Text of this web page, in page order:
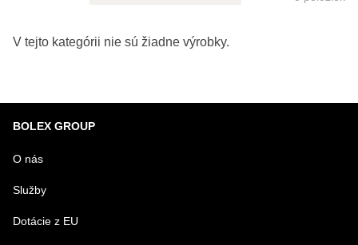
BOLEX GROUP
O nás
Služby
Dotácie z EU